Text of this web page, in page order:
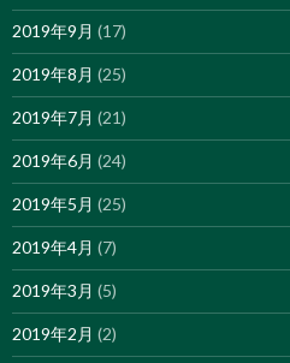
2019年9月 (17)
2019年8月 (25)
2019年7月 (21)
2019年6月 (24)
2019年5月 (25)
2019年4月 (7)
2019年3月 (5)
2019年2月 (2)